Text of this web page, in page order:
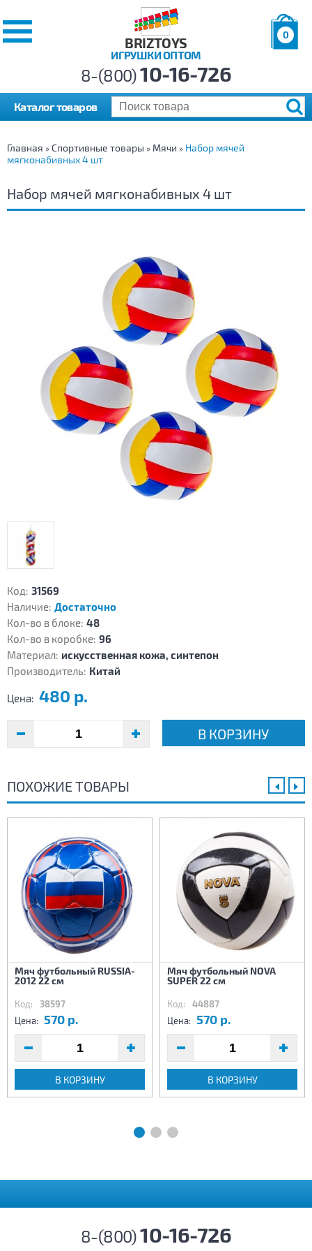
BRIZTOYS
ИГРУШКИ ОПТОМ
0
р.
8-(800)10-16-726
Каталог товаров
Главная » Спортивные товары » Мячи » Набор мячей
мягконабивных 4 шт
Набор мячей мягконабивных 4 шт
Код: 31569
Наличие: Достаточно
Кол-во в блоке: 48
Кол-во в коробке: 96
Материал: искусственная кожа, синтепон
Производитель: Китай
Цена: 480 р.
В КОРЗИНУ
ПОХОЖИЕ ТОВАРЫ
Мяч футбольный RUSSIA-
2012 22 см
Код: 38597
Цена: 570 р.
В КОРЗИНУ
Мяч футбольный NOVA
SUPER 22 см
Код: 44887
Цена: 570 р.
В КОРЗИНУ
8-(800)10-16-726